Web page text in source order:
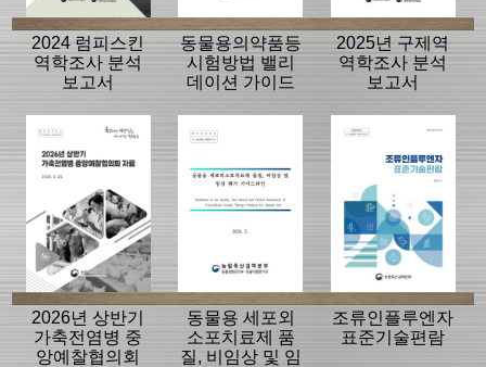
2024 럼피스킨
역학조사 분석
보고서
동물용의약품등
시험방법 밸리
데이션 가이드
2025년 구제역
역학조사 분석
보고서
2026년 상반기
가축전염병 중
앙예찰협의회
동물용 세포외
소포치료제 품
질, 비임상 및 임
조류인플루엔자
표준기술편람